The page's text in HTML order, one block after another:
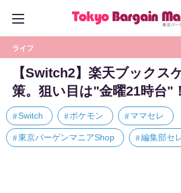
ライフ
【Switch2】楽天ブックス
策。狙い目は"金曜21時台"
Switch ポケモン ママセレ
東京バーゲンマニアShop 編集部セ